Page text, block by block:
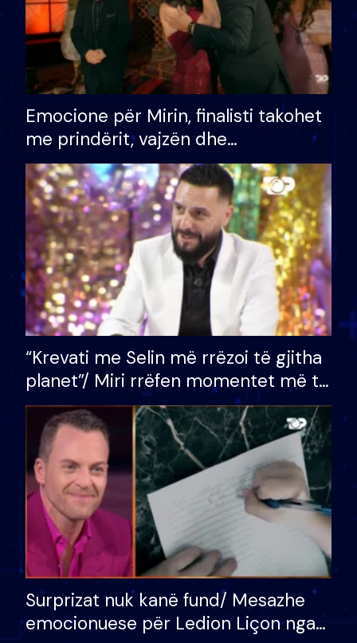
Emocione për Mirin, finalisti takohet
me prindërit, vajzën dhe
bashkëshorten: S’kemi ndonjë letër
divorci apo jo?
“Krevati me Selin më rrëzoi të gjitha
planet”/ Miri rrëfen momentet më të
bukura në shtëpinë e BB VIP: Do më
mungojë zilja e mëngjesit kur…
Surprizat nuk kanë fund/ Mesazhe
emocionuese për Ledion Liçon nga